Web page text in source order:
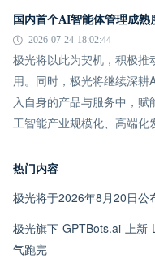
国内首个AI智能体管理成
2026-07-24 18:02:44
极光将以此为契机，积极
用。同时，极光将继续深
入自身的产品与服务中，
工智能产业规模化、高端化
热门内容
极光将于2026年8月20日公
极光旗下 GPTBots.ai 上新
气跑完